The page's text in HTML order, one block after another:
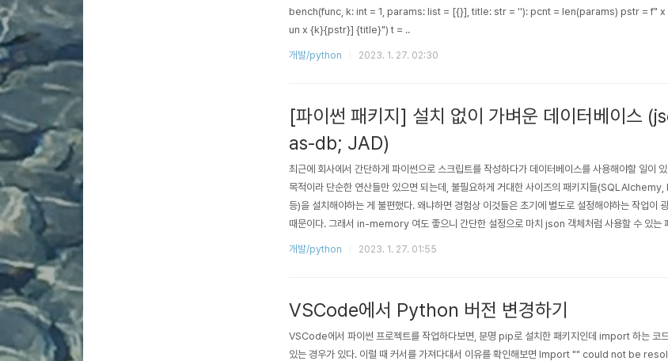
bench(func, k: int = 1, params: list = [{}], title: str = ''): pcnt = len(params) pstr = f"
un x {k}{pstr}] {title}") t = ..
개발/python 2023. 1. 27. 02:30
[파이썬 패키지] 설치 없이 가벼운 데이터베이스
as-db; JAD)
최근에 회사에서 간단하게 파이썬으로 스크립트를 작성하다가 데이터베이스를 사용해야할 일이
목적이라 단순한 연산들만 있으면 되는데, 불필요하게 거대한 사이즈의 패키지들
등)을 설치해야하는 게 불편했다. 왜냐하면 경험상 이것들은 초기에 별도로 설정해야하는 작업이
때문이다. 그래서 in-memory 여도 좋으니 간단한 설정으로 마치 json 객체처럼 사용할 수 있는
는 지 찾아보았는데, 이 당시에는 찾지 못했다. 개발을 꽤 마친 이후에 tinyDB 라는 아주 비슷한 동
개발/python 2023. 1. 27. 01:55
VSCode에서 Python 버전 변경하기
VSCode에서 파이썬 프로젝트를 작업하다보면, 분명 pip로 설치한 패키지인데 import 하는 코드
있는 경우가 있다. 이럴 때 커서를 가져다대서 이유를 확인해보면 Import "" could not be